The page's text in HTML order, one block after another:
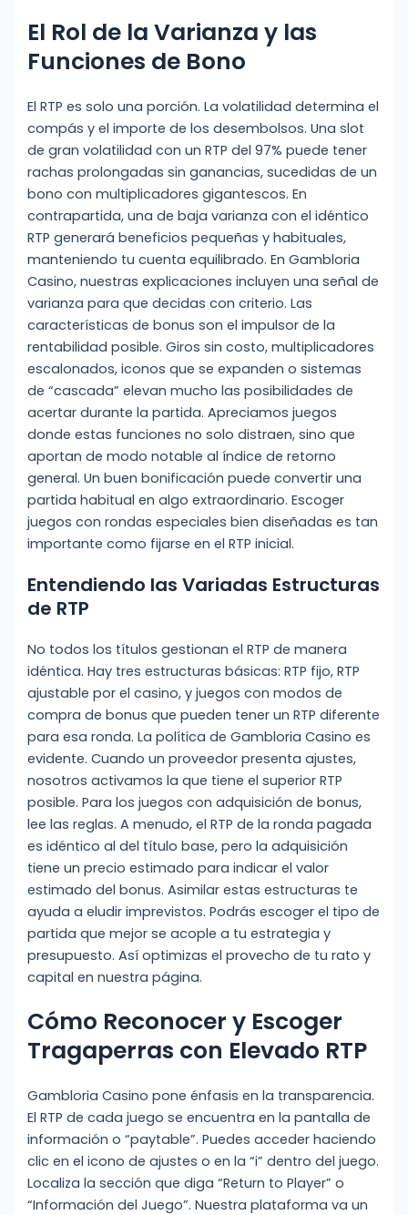
El Rol de la Varianza y las
Funciones de Bono
El RTP es solo una porción. La volatilidad determina el
compás y el importe de los desembolsos. Una slot
de gran volatilidad con un RTP del 97% puede tener
rachas prolongadas sin ganancias, sucedidas de un
bono con multiplicadores gigantescos. En
contrapartida, una de baja varianza con el idéntico
RTP generará beneficios pequeñas y habituales,
manteniendo tu cuenta equilibrado. En Gambloria
Casino, nuestras explicaciones incluyen una señal de
varianza para que decidas con criterio. Las
características de bonus son el impulsor de la
rentabilidad posible. Giros sin costo, multiplicadores
escalonados, iconos que se expanden o sistemas
de “cascada” elevan mucho las posibilidades de
acertar durante la partida. Apreciamos juegos
donde estas funciones no solo distraen, sino que
aportan de modo notable al índice de retorno
general. Un buen bonificación puede convertir una
partida habitual en algo extraordinario. Escoger
juegos con rondas especiales bien diseñadas es tan
importante como fijarse en el RTP inicial.
Entendiendo las Variadas Estructuras
de RTP
No todos los títulos gestionan el RTP de manera
idéntica. Hay tres estructuras básicas: RTP fijo, RTP
ajustable por el casino, y juegos con modos de
compra de bonus que pueden tener un RTP diferente
para esa ronda. La política de Gambloria Casino es
evidente. Cuando un proveedor presenta ajustes,
nosotros activamos la que tiene el superior RTP
posible. Para los juegos con adquisición de bonus,
lee las reglas. A menudo, el RTP de la ronda pagada
es idéntico al del título base, pero la adquisición
tiene un precio estimado para indicar el valor
estimado del bonus. Asimilar estas estructuras te
ayuda a eludir imprevistos. Podrás escoger el tipo de
partida que mejor se acople a tu estrategia y
presupuesto. Así optimizas el provecho de tu rato y
capital en nuestra página.
Cómo Reconocer y Escoger
Tragaperras con Elevado RTP
Gambloria Casino pone énfasis en la transparencia.
El RTP de cada juego se encuentra en la pantalla de
información o “paytable”. Puedes acceder haciendo
clic en el icono de ajustes o en la “i” dentro del juego.
Localiza la sección que diga “Return to Player” o
“Información del Juego”. Nuestra plataforma va un